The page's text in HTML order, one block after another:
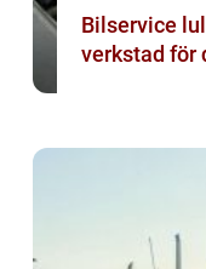
Bilservice luleå så hittar
verkstad för